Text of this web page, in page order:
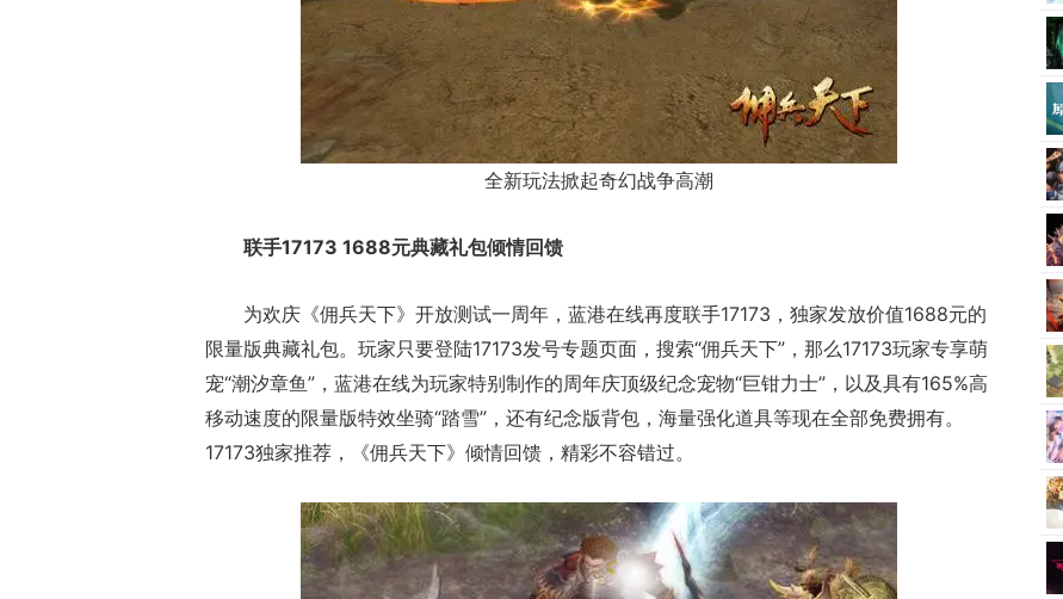
全新玩法掀起奇幻战争高潮
联手17173 1688元典藏礼包倾情回馈
为欢庆《佣兵天下》开放测试一周年，蓝港在线再度联手17173，独家发放价值1688元的
限量版典藏礼包。玩家只要登陆17173发号专题页面，搜索“佣兵天下”，那么17173玩家专享萌
宠“潮汐章鱼”，蓝港在线为玩家特别制作的周年庆顶级纪念宠物“巨钳力士”，以及具有165%高
移动速度的限量版特效坐骑“踏雪”，还有纪念版背包，海量强化道具等现在全部免费拥有。
17173独家推荐，《佣兵天下》倾情回馈，精彩不容错过。